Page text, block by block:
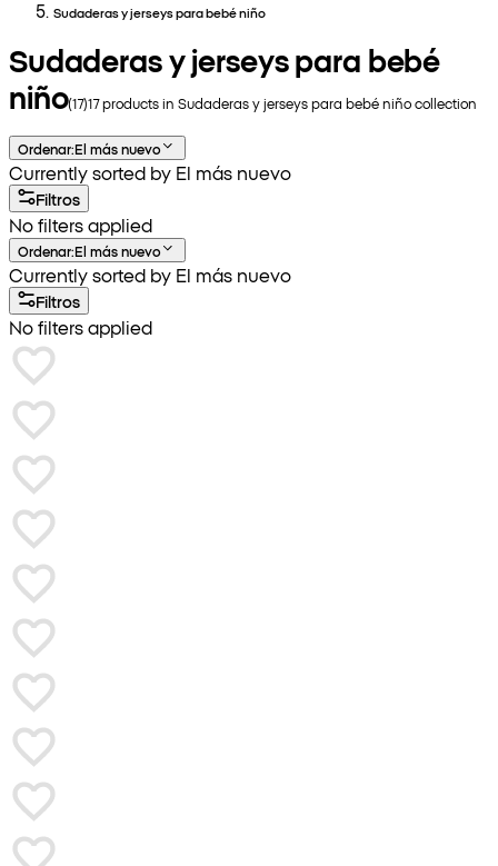
Sudaderas y jerseys para bebé niño
Sudaderas y jerseys para bebé
niño(17)17products inSudaderas y jerseys para bebé niñocollection
Ordenar:El más nuevo
Currently sorted by El más nuevo
Filtros
No filters applied
Ordenar:El más nuevo
Currently sorted by El más nuevo
Filtros
No filters applied